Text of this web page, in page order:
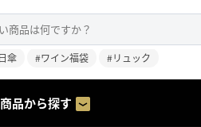
傘 #ワイン福袋 #リュック
品から探す